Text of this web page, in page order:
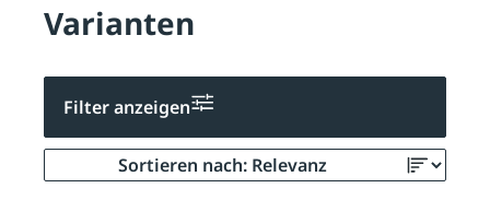
Varianten
Filter anzeigen